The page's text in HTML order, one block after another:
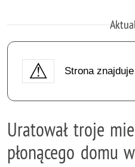
Strona
Uratował troje
płonącego domu